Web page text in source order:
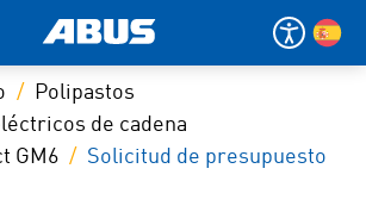
Polipastos
de cadena
GM6
Solicitud de presupuesto